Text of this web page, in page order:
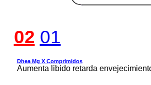
02 01
Dhea Mg X Comprimidos
Aumenta libido retarda